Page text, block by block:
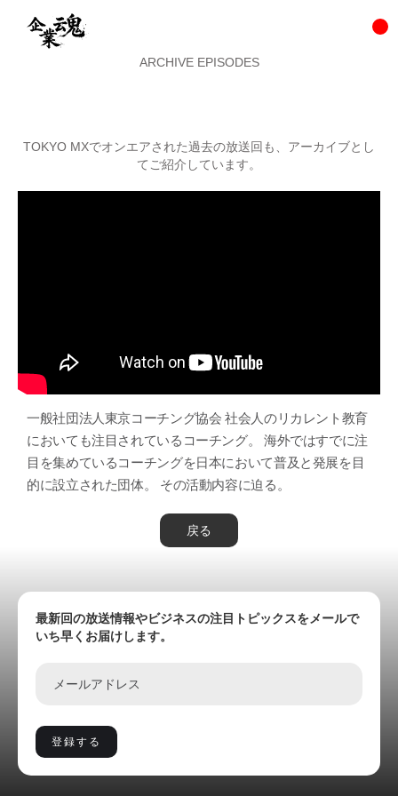
ARCHIVE EPISODES
TOKYO MXでオンエアされた過去の放送回も、アーカイブとし
てご紹介しています。
一般社団法人東京コーチング協会 社会人のリカレント教育
においても注目されているコーチング。 海外ではすでに注
目を集めているコーチングを日本において普及と発展を目
的に設立された団体。 その活動内容に迫る。
戻る
最新回の放送情報やビジネスの注目トピックスをメールで
いち早くお届けします。